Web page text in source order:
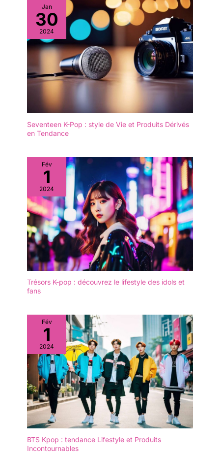
Jan
30
2024
Seventeen K-Pop : style de Vie et Produits Dérivés
en Tendance
Fév
1
2024
Trésors K-pop : découvrez le lifestyle des idols et
fans
Fév
1
2024
BTS Kpop : tendance Lifestyle et Produits
Incontournables